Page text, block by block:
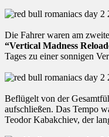
Die Fahrer waren am
“Vertical Madness
Tages zu einer sonnigen
Beflügelt von der
aufschließen. Das Tempo
Teodor Kabakchiev, der